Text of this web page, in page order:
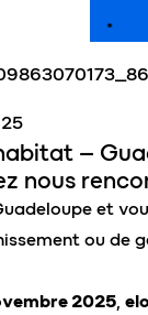
–
nous
et
ou de
2025,